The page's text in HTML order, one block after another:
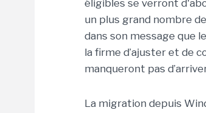
éligibles se verront
un plus grand nombre
dans son message que
la firme d’ajuster et de
manqueront pas
La migration depuis